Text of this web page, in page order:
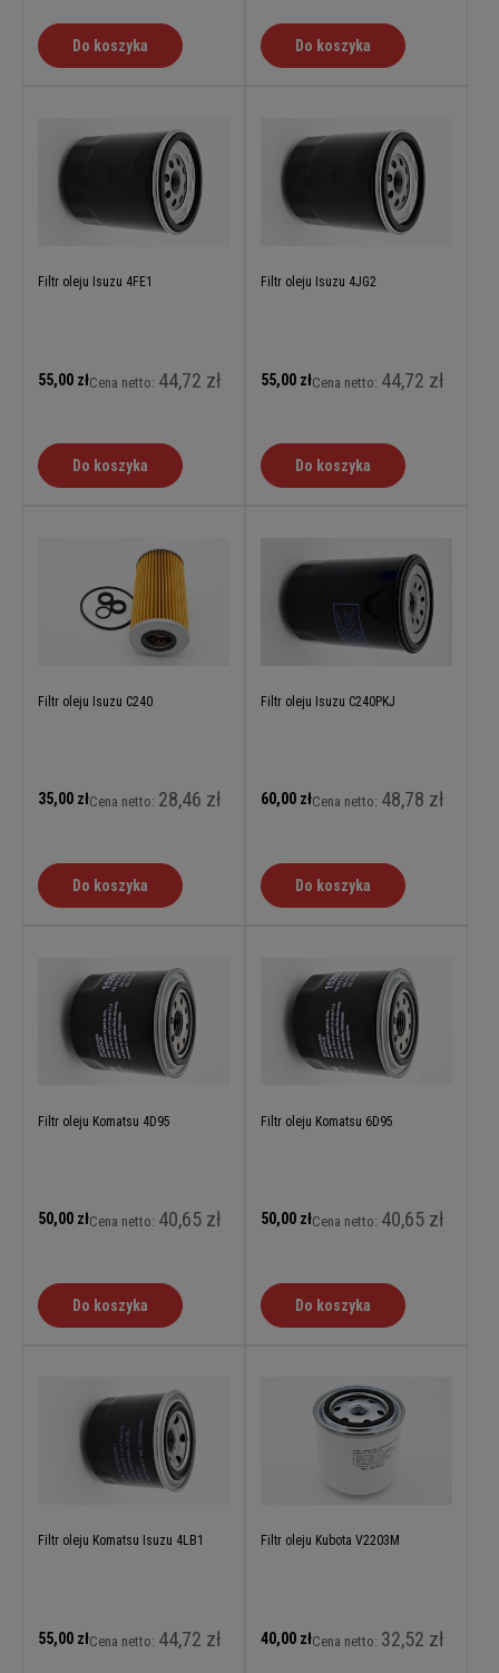
Do koszyka Do koszyka
Filtr oleju Isuzu 4FE1
55,00 złCena netto: 44,72 zł
Do koszyka
Filtr oleju Isuzu 4JG2
55,00 złCena netto: 44,72 zł
Do koszyka
Filtr oleju Isuzu C240
35,00 złCena netto: 28,46 zł
Do koszyka
Filtr oleju Isuzu C240PKJ
60,00 złCena netto: 48,78 zł
Do koszyka
Filtr oleju Komatsu 4D95
50,00 złCena netto: 40,65 zł
Do koszyka
Filtr oleju Komatsu 6D95
50,00 złCena netto: 40,65 zł
Do koszyka
Filtr oleju Komatsu Isuzu 4LB1
55,00 złCena netto: 44,72 zł
Filtr oleju Kubota V2203M
40,00 złCena netto: 32,52 zł